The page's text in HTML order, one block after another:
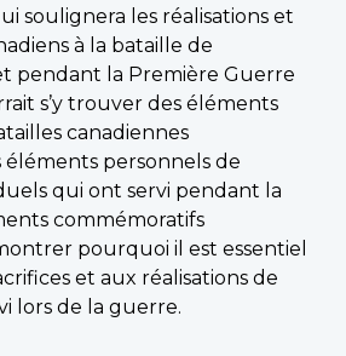
soulignera les réalisations et
à la bataille de
pendant la Première Guerre
s’y trouver des éléments
canadiennes
éléments personnels de
qui ont servi pendant la
commémoratifs
pourquoi il est essentiel
et aux réalisations de
lors de la guerre.